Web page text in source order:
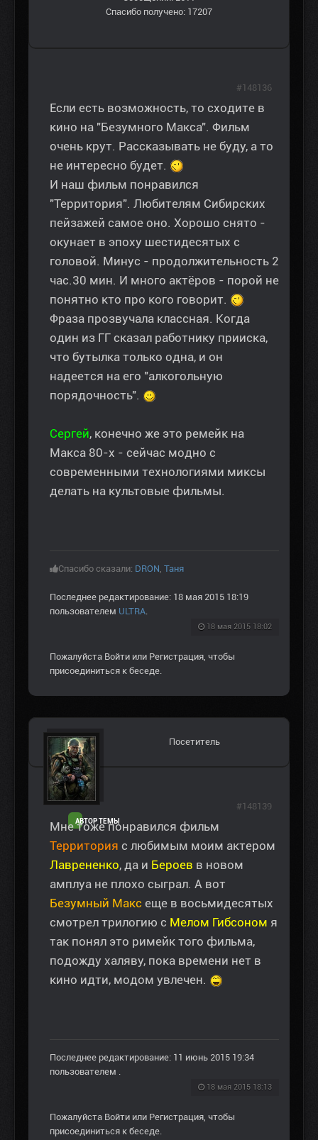
Спасибо получено: 17207
Если есть возможность, то сходите в
кино на "Безумного Макса". Фильм
очень крут. Рассказывать не буду, а то
не интересно будет.
И наш фильм понравился
"Территория". Любителям Сибирских
пейзажей самое оно. Хорошо снято -
окунает в эпоху шестидесятых с
головой. Минус - продолжительность 2
час.30 мин. И много актёров - порой не
понятно кто про кого говорит.
Фраза прозвучала классная. Когда
один из ГГ сказал работнику прииска,
что бутылка только одна, и он
надеется на его "алкогольную
порядочность".
Сергей, конечно же это ремейк на
Макса 80-х - сейчас модно с
современными технологиями миксы
делать на культовые фильмы.
Спасибо сказали: DRON Таня
Последнее редактирование: 18 мая 2015 18:19
пользователем ULTRA
18 мая 2015 18:02
#148136
Пожалуйста Войти или Регистрация , чтобы
присоединиться к беседе.
АВТОР ТЕМЫ
Посетитель
Мне тоже понравился фильм
Территория с любимым моим актером
Лаврененко, да и Бероев в новом
амплуа не плохо сыграл. А вот
Безумный Макс еще в восьмидесятых
смотрел трилогию с Мелом Гибсоном я
так понял это римейк того фильма,
подожду халяву, пока времени нет в
кино идти, модом увлечен.
Последнее редактирование: 11 июнь 2015 19:34
пользователем
18 мая 2015 18:13
#148139
Пожалуйста Войти или Регистрация , чтобы
присоединиться к беседе.